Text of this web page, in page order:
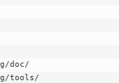
doc/
tools/